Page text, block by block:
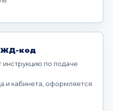
ЖД-код
инструкцию по подаче
и кабинета, оформляется